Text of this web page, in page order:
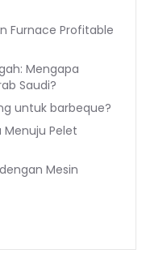
Furnace Profitable
Mengapa
Saudi?
untuk barbeque?
Menuju Pelet
Mesin